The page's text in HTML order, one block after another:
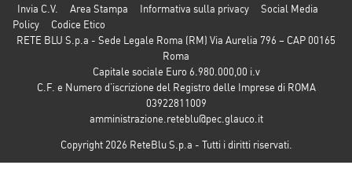
Invia C.V. Area Stampa Informativa sulla privacy
Social Media
Policy
Codice Etico
RETE BLU S.p.a - Sede Legale Roma (RM) Via Aurelia 796 – CAP 00165
Roma
Capitale sociale Euro 6.980.000,00 i.v
C.F. e Numero d’iscrizione del Registro delle Imprese di ROMA
03922811009
amministrazione.reteblu@pec.glauco.it
Copyright 2026 ReteBlu S.p.a - Tutti i diritti riservati.